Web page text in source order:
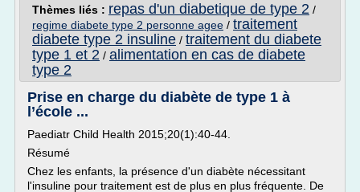
Thèmes liés : repas d'un diabetique de type 2 /
regime diabete type 2 personne agee / traitement
diabete type 2 insuline / traitement du diabete
type 1 et 2 / alimentation en cas de diabete
type 2
Prise en charge du diabète de type 1 à
l’école ...
Paediatr Child Health 2015;20(1):40-44.
Résumé
Chez les enfants, la présence d'un diabète nécessitant
l'insuline pour traitement est de plus en plus fréquente. De